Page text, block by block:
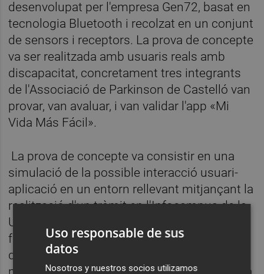
desenvolupat per l'empresa Gen72, basat en
tecnologia Bluetooth i recolzat en un conjunt
de sensors i receptors. La prova de concepte
va ser realitzada amb usuaris reals amb
discapacitat, concretament tres integrants
de l'Associació de Parkinson de Castelló van
provar, van avaluar, i van validar l'app «Mi
Vida Más Fácil».
La prova de concepte va consistir en una
simulació de la possible interacció usuari-
aplicació en un entorn rellevant mitjançant la
realització d'un tràmit en l'Infocampus de la
Universitat Jaume I, on es va avaluar el
funcionament de l'aplicació, la detecció dels
dispositius, l'abast del senyal i el
Uso responsable de sus
datos
Nosotros y nuestros socios utilizamos